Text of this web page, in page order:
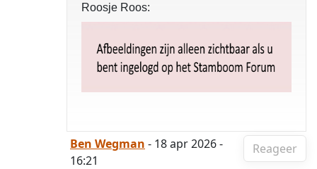
Roosje Roos:
Reageer
Ben Wegman - 18 apr 2026 -
16:21